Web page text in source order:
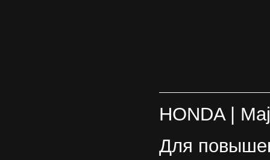
HONDA|
Для